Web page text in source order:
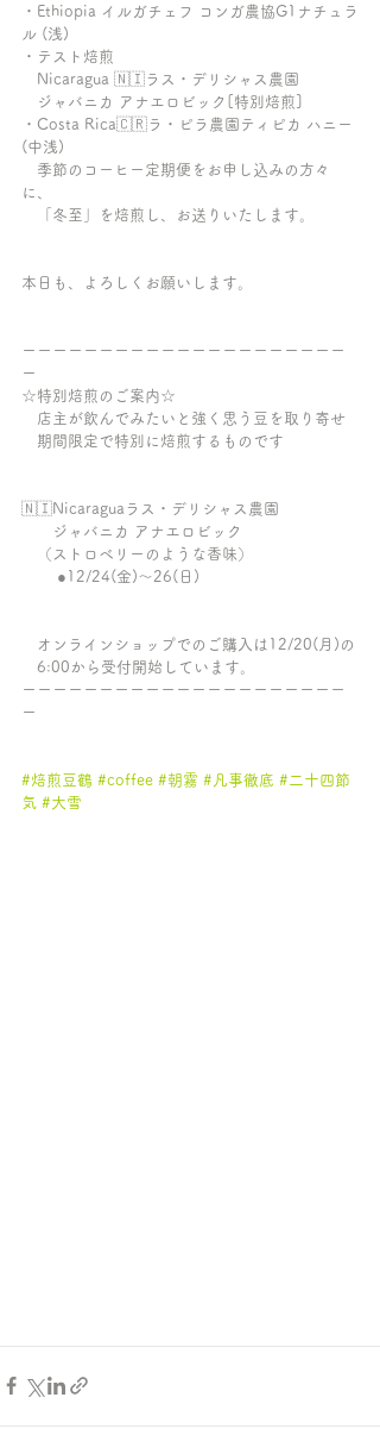
・Ethiopia イルガチェフ コンガ農協G1ナチュラ
ル (浅)
・テスト焙煎
Nicaragua 🇳🇮ラス・デリシャス農園
ジャバニカ アナエロビック[特別焙煎]
・Costa Rica🇨🇷ラ・ピラ農園ティピカ ハニー
(中浅)
季節のコーヒー定期便をお申し込みの方々
に、
「冬至」を焙煎し、お送りいたします。
本日も、よろしくお願いします。
ーーーーーーーーーーーーーーーーーーーーー
ー
☆特別焙煎のご案内☆
店主が飲んでみたいと強く思う豆を取り寄せ
期間限定で特別に焙煎するものです
🇳🇮Nicaraguaラス・デリシャス農園
ジャバニカ アナエロビック
（ストロベリーのような香味）
●12/24(金)〜26(日)
オンラインショップでのご購入は12/20(月)の
6:00から受付開始しています。
ーーーーーーーーーーーーーーーーーーーーー
ー
#焙煎豆鶴 #coffee #朝霧 #凡事徹底 #二十四節
気 #大雪